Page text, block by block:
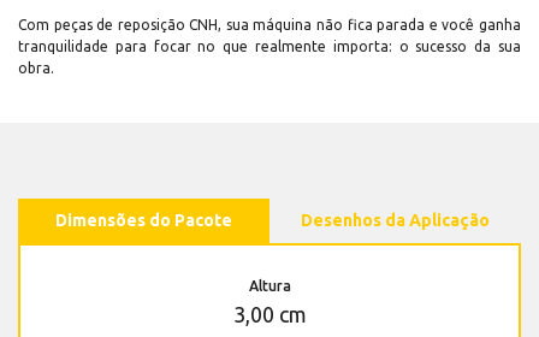
Com peças de reposição CNH, sua máquina não fica parada e você ganha
tranquilidade para focar no que realmente importa: o sucesso da sua
obra.
Dimensões do Pacote Desenhos da Aplicação
Altura
3,00 cm